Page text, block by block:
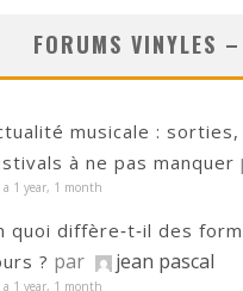
FORUMS VINYLES
musicale :
à ne pas manquer
a 1 year, 1 month
quoi diffère‑t‑il des
? par jean pascal
a 1 year, 1 month